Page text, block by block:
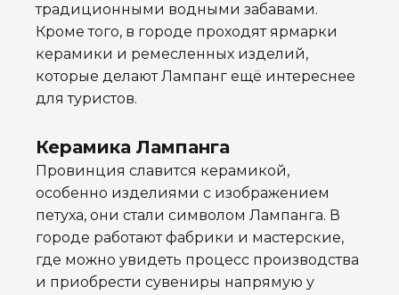
традиционными водными забавами.
Кроме того, в городе проходят ярмарки
керамики и ремесленных изделий,
которые делают Лампанг ещё интереснее
для туристов.
Керамика Лампанга
Провинция славится керамикой,
особенно изделиями с изображением
петуха, они стали символом Лампанга. В
городе работают фабрики и мастерские,
где можно увидеть процесс производства
и приобрести сувениры напрямую у